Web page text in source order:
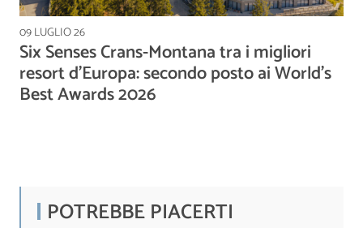
09 LUGLIO 26
Six Senses Crans-Montana tra i migliori
resort d’Europa: secondo posto ai World's
Best Awards 2026
POTREBBE PIACERTI